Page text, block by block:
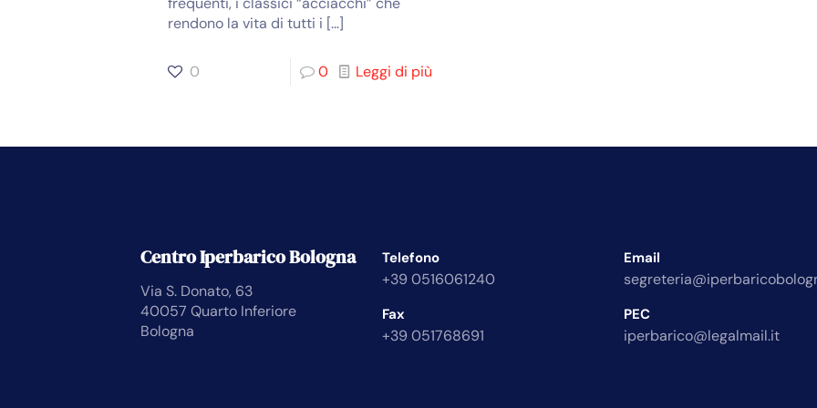
rendono la vita di tutti i […]
0 0 Leggi di più
Centro Iperbarico Bologna
Via S. Donato, 63
40057 Quarto Inferiore
Bologna
Telefono
+39 0516061240
Fax
+39 051768691
Email
PEC
iperbarico@legalmail.it